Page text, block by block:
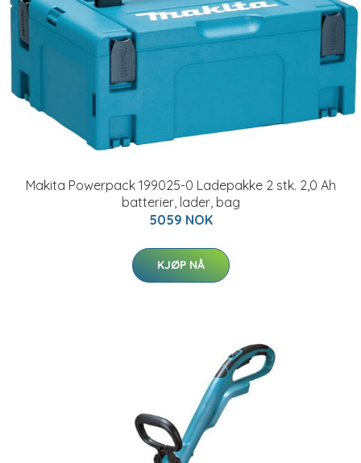
Makita Powerpack 199025-0 Ladepakke 2 stk. 2,0 Ah
batterier, lader, bag
5059 NOK
KJØP NÅ